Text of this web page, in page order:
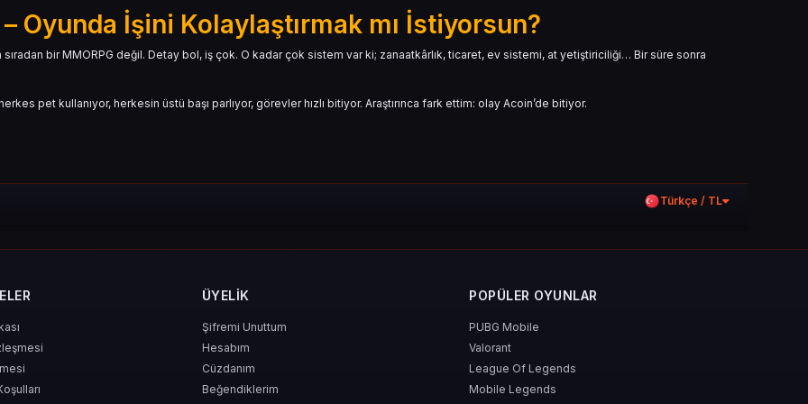
Oyunda İşini Kolaylaştırmak mı İstiyorsun?
bir MMORPG değil. Detay bol, iş çok. O kadar çok sistem var ki; zanaatkârlık, ticaret, ev sistemi, at yetiştiriciliği… Bir süre sonra
pet kullanıyor, herkesin üstü başı parlıyor, görevler hızlı bitiyor. Araştırınca fark ettim: olay Acoin’de bitiyor.
önemli, pozisyon önemli. Acoin sadece seni hazırlıklı yapıyor. İster PvE, ister yaşam becerileri… daha hızlı ilerlemek isteyen herkes
Türkçe / TL
ÜYELIK
Şifremi Unuttum
Hesabım
Cüzdanım
Beğendiklerim
POPÜLER OYUNLAR
PUBG Mobile
Valorant
League Of Legends
Mobile Legends